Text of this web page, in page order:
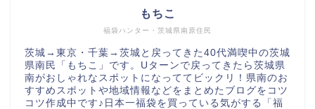
福袋ハンター・茨城県南原住民
もちこ
茨城→東京・千葉→茨城と戻ってきた40代満喫中の茨城
県南民「もちこ」です。Uターンで戻ってきたら茨城県
南がおしゃれなスポットになっててビックリ！県南のお
すすめスポットや地域情報などをまとめたブログをコツ
コツ作成中です♪日本一福袋を買っている気がする「福